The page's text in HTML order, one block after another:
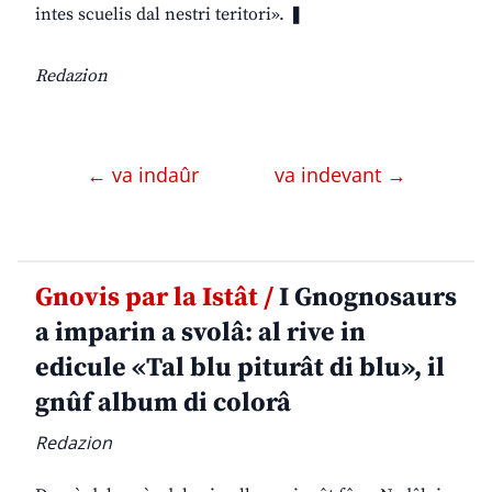
intes scuelis dal nestri teritori». ❚
Redazion
← va indaûr va indevant →
Gnovis par la Istât /I Gnognosaurs
a imparin a svolâ: al rive in
edicule «Tal blu piturât di blu», il
gnûf album di colorâ
Redazion